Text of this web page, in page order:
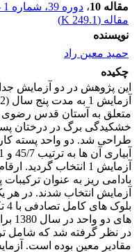
مقاله 10
، دوره 39، شماره 1 - شماره پیاپی 195725
مقاله (249.1 K
)
نویسنده
حمید معین راد
چکیده
این پژوهش در دو آزمایش
متعلق به آستان قدس رضوی
خشکیدگی برگ در درختان
آزمایش 1 انتخاب
بادامی ‌ریز به عنوان ترکیبات
آزمایش انتخاب شدند. در
در نظر گرفته شد که شامل